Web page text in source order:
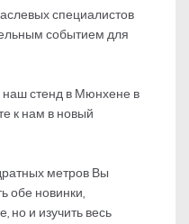
специалистов
событием для
наш стенд в Мюнхене в
к нам в новый
метров Вы
обе новинки,
но и изучить весь